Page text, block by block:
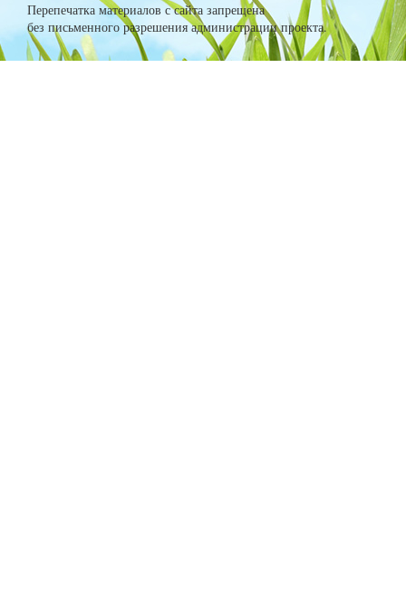
Перепечатка материалов с сайта запрещена
без письменного разрешения администрации проекта.